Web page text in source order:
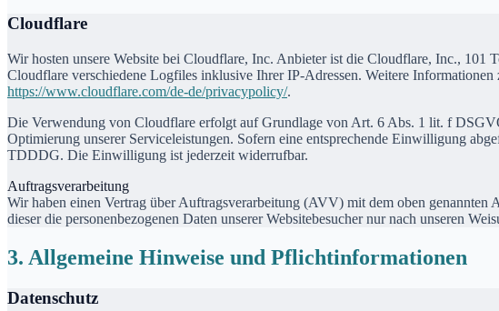
Cloudflare
Wir hosten unsere Website bei Cloudflare, Inc. Anbieter ist die Cloudflare, Inc., 101
Cloudflare verschiedene Logfiles inklusive Ihrer IP-Adressen. Weitere
https://www.cloudflare.com/de-de/privacypolicy/.
Die Verwendung von Cloudflare erfolgt auf Grundlage von Art. 6 Abs. 1 lit. f
Optimierung unserer Serviceleistungen. Sofern eine entsprechende Einwilligung
TDDDG. Die Einwilligung ist jederzeit widerrufbar.
Auftragsverarbeitung
Wir haben einen Vertrag über Auftragsverarbeitung (AVV) mit dem oben genannten
dieser die personenbezogenen Daten unserer Websitebesucher nur nach unseren
3. Allgemeine Hinweise und Pflichtinformationen
Datenschutz